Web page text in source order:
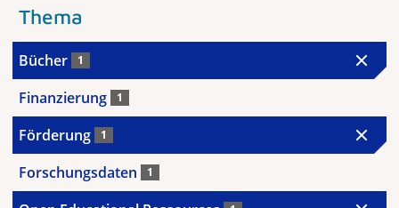
Thema
Bücher 1
Finanzierung 1
Förderung 1
Forschungsdaten 1